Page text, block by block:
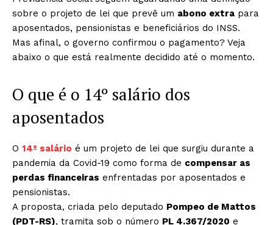
sobre o projeto de lei que prevê um abono extra para
aposentados, pensionistas e beneficiários do INSS.
Mas afinal, o governo confirmou o pagamento? Veja
abaixo o que está realmente decidido até o momento.
O que é o 14º salário dos
aposentados
O 14º salário é um projeto de lei que surgiu durante a
pandemia da Covid-19 como forma de compensar as
perdas financeiras enfrentadas por aposentados e
pensionistas.
A proposta, criada pelo deputado Pompeo de Mattos
(PDT-RS), tramita sob o número PL 4.367/2020 e